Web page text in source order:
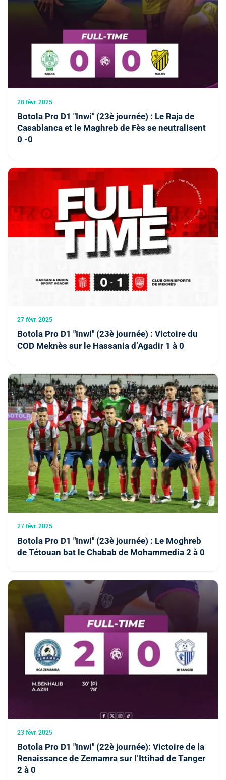
28 févr. 2025
Botola Pro D1 "Inwi" (23è journée) : Le Raja de
Casablanca et le Maghreb de Fès se neutralisent
0 -0
27 févr. 2025
Botola Pro D1 "Inwi" (23è journée) : Victoire du
COD Meknès sur le Hassania d’Agadir 1 à 0
27 févr. 2025
Botola Pro D1 "Inwi" (23è journée) : Le Moghreb
de Tétouan bat le Chabab de Mohammedia 2 à 0
23 févr. 2025
Botola Pro D1 "Inwi" (22è journée): Victoire de la
Renaissance de Zemamra sur l’Ittihad de Tanger
2 à 0